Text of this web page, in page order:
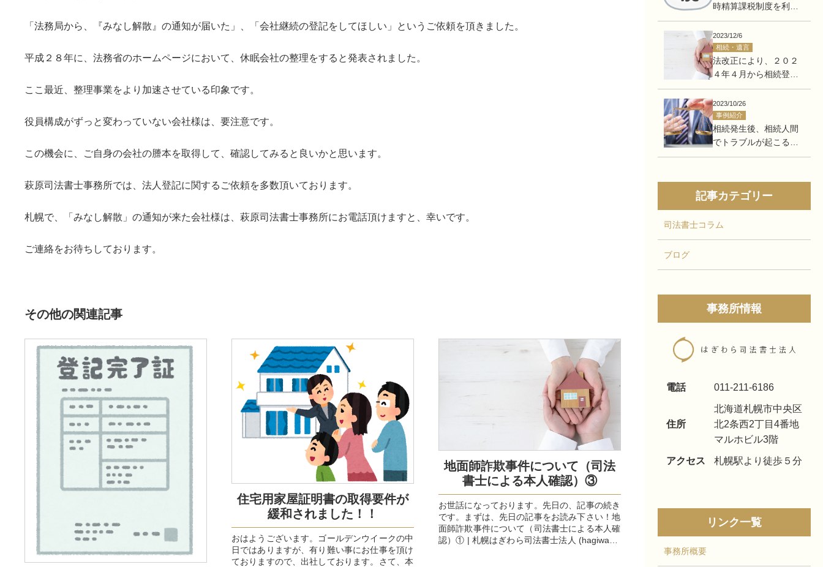
「法務局から、『みなし解散』の通知が届いた」、「会社継続の登記をしてほしい」というご依頼を頂きました。
平成２８年に、法務省のホームページにおいて、休眠会社の整理をすると発表されました。
ここ最近、整理事業をより加速させている印象です。
役員構成がずっと変わっていない会社様は、要注意です。
この機会に、ご自身の会社の謄本を取得して、確認してみると良いかと思います。
萩原司法書士事務所では、法人登記に関するご依頼を多数頂いております。
札幌で、「みなし解散」の通知が来た会社様は、萩原司法書士事務所にお電話頂けますと、幸いです。
ご連絡をお待ちしております。
その他の関連記事
住宅用家屋証明書の取得要件が
緩和されました！！
おはようございます。ゴールデンウイークの中
日ではありますが、有り難い事にお仕事を頂け
ておりますので、出社しております。さて、本
地面師詐欺事件について（司法
書士による本人確認）③
お世話になっております。先日の、記事の続き
です。まずは、先日の記事をお読み下さい！地
面師詐欺事件について（司法書士による本人確
認）① | 札幌はぎわら司法書士法人 (hagiwara-
時精算課税制度を利用
する方へ
2023/12/6
相続・遺言
法改正により、２０２
４年４月から相続登記
が義務化されます！！
2023/10/26
事例紹介
相続発生後、相続人間
でトラブルが起こる可
能性があるので、生前
っきりしたい。
記事カテゴリー
司法書士コラム
ブログ
事務所情報
電話 011-211-6186
住所
北海道札幌市中央区
北2条西2丁目4番地
マルホビル3階
アクセス 札幌駅より徒歩５分
リンク一覧
事務所概要